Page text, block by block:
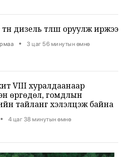
өргөдөл, гомдлын
• 4 цаг 38 минутын өмнө